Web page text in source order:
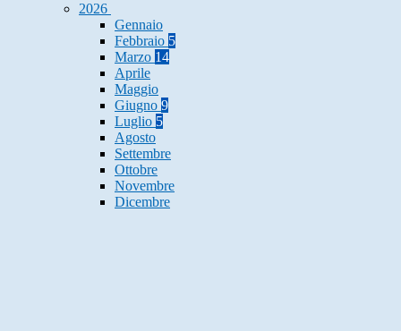
2026
Gennaio
Febbraio 5
Marzo 14
Aprile
Maggio
Giugno 9
Luglio 5
Agosto
Settembre
Ottobre
Novembre
Dicembre